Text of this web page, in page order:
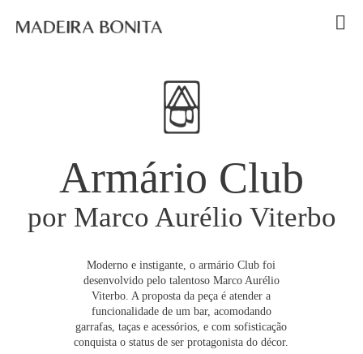
Armário Club
por Marco Aurélio Viterbo
Moderno e instigante, o armário Club foi
desenvolvido pelo talentoso Marco Aurélio
Viterbo. A proposta da peça é atender a
funcionalidade de um bar, acomodando
garrafas, taças e acessórios, e com sofisticação
conquista o status de ser protagonista do décor.